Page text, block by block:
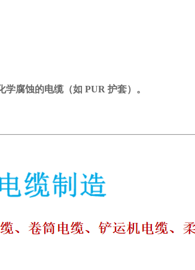
腐蚀的电缆（如 PUR 护套）。